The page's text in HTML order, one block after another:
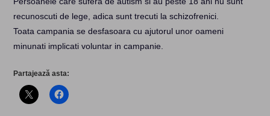
recunoscuti de lege, adica sunt trecuti la schizofrenici.
Toata campania se desfasoara cu ajutorul unor oameni
minunati implicati voluntar in campanie.
Partajează asta: